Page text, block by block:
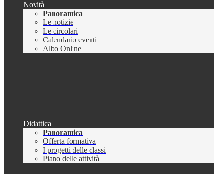
Novità
Panoramica
Le notizie
Le circolari
Calendario eventi
Albo Online
Didattica
Panoramica
Offerta formativa
I progetti delle classi
Piano delle attività